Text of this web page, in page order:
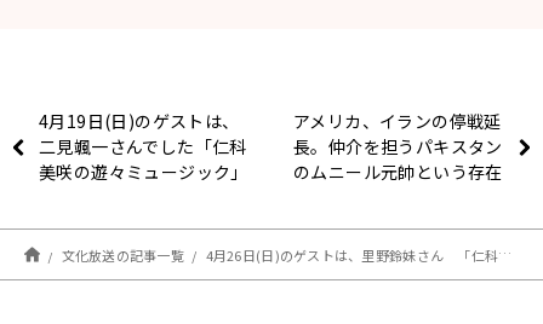
4月19日(日)のゲストは、
二見颯一さんでした「仁科
美咲の遊々ミュージック」
アメリカ、イランの停戦延
長。仲介を担うパキスタン
のムニール元帥という存在
文化放送の記事一覧 4月26日(日)のゲストは、里野鈴妹さん 「仁科美咲の遊々ミュージック」